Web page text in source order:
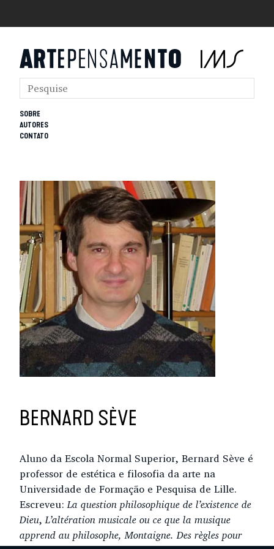
SOBRE
AUTORES
CONTATO
BERNARD SÈVE
Aluno da Escola Normal Superior, Bernard Sève é
professor de estética e filosofia da arte na
Universidade de Formação e Pesquisa de Lille.
Escreveu:La question philosophique de l’existence de
Dieu,L’altération musicale ou ce que la musique
apprend au philosophe, Montaigne. Des règles pour